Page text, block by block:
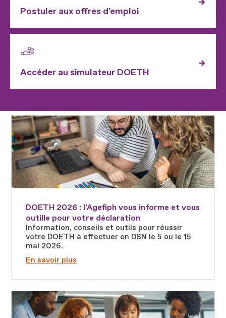
Postuler aux offres d'emploi
Accéder au simulateur DOETH
DOETH 2026 : l'Agefiph vous informe et vous
outille pour votre déclaration
Information, conseils et outils pour réussir
votre DOETH à effectuer en DSN le 5 ou le 15
mai 2026.
En savoir plus
Fichier
Fichier